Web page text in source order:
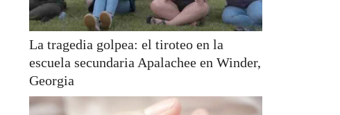
La tragedia golpea: el tiroteo en la
escuela secundaria Apalachee en Winder,
Georgia